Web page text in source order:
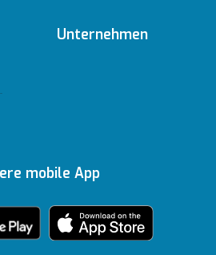
Ärzte
Medizinische
Technologien
wichtig
Häusliche
Unternehmen
Partnerinstitutionen
mobile App